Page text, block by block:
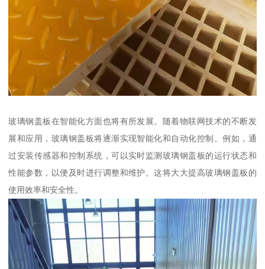
玻璃钢盖板在智能化方面也将有所发展。随着物联网技术的不断发
展和应用，玻璃钢盖板将逐渐实现智能化和自动化控制。例如，通
过安装传感器和控制系统，可以实时监测玻璃钢盖板的运行状态和
性能参数，以便及时进行调整和维护。这将大大提高玻璃钢盖板的
使用效率和安全性。